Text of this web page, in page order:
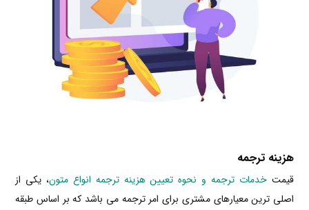
هزینه ترجمه
قیمت خدمات ترجمه و نحوه تعیین هزینه ترجمه انواع متون، یکی از
اصلی ترین معیارهای مشتری برای امر ترجمه می باشد که بر اساس طبقه